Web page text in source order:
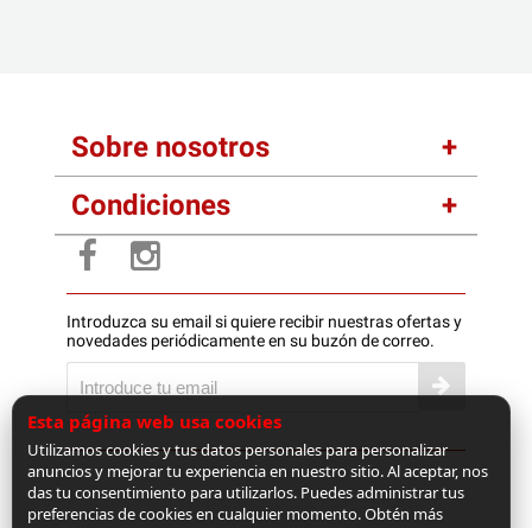
Sobre nosotros
Condiciones
Introduzca su email si quiere recibir nuestras ofertas y
novedades periódicamente en su buzón de correo.
Esta página web usa cookies
Utilizamos cookies y tus datos personales para personalizar
anuncios y mejorar tu experiencia en nuestro sitio. Al aceptar, nos
das tu consentimiento para utilizarlos. Puedes administrar tus
preferencias de cookies en cualquier momento. Obtén más